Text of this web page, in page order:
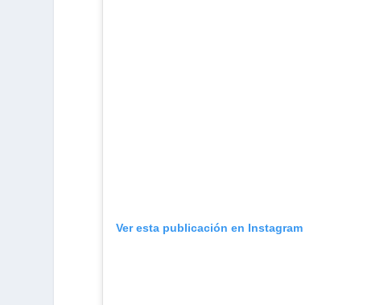
Ver esta publicación en Instagram